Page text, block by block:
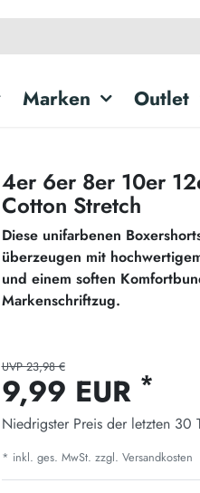
Marken Outlet
4er 6er 8er 10er
Cotton Stretch
Diese unifarbenen
überzeugen mit
und einem soften
Markenschriftzug.
UVP 23,98 €
9,99 EUR *
Niedrigster Preis der letzten 30
* inkl. ges. MwSt. zzgl. Versandkosten